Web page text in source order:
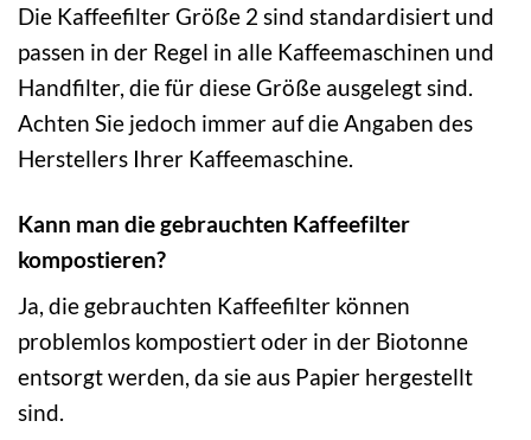
Die Kaffeefilter Größe 2 sind standardisiert und
passen in der Regel in alle Kaffeemaschinen und
Handfilter, die für diese Größe ausgelegt sind.
Achten Sie jedoch immer auf die Angaben des
Herstellers Ihrer Kaffeemaschine.
Kann man die gebrauchten Kaffeefilter
kompostieren?
Ja, die gebrauchten Kaffeefilter können
problemlos kompostiert oder in der Biotonne
entsorgt werden, da sie aus Papier hergestellt
sind.